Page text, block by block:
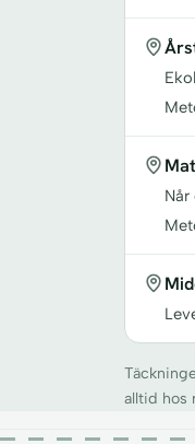
alltid hos